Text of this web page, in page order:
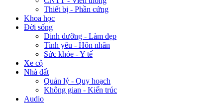
Thiết bị - Phần cứng
Khoa học
Đời sống
Dinh dưỡng - Làm đẹp
Tình yêu - Hôn nhân
Sức khỏe - Y tế
Xe cộ
Nhà đất
Quản lý - Quy hoạch
Không gian - Kiến trúc
Audio